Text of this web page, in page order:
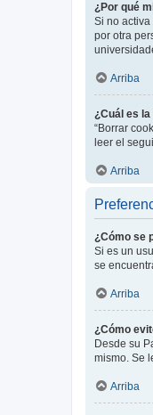
¿Por qué
Si no
por otra
Arriba
¿Cuál es
“Borrar
leer el
Arriba
¿Cómo se
Si es un
se
Arriba
¿Cómo
Desde su
mismo. Se
Arriba